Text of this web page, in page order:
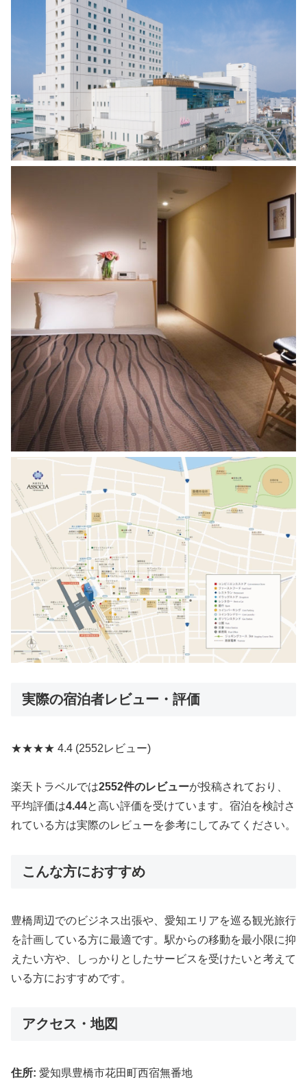
実際の宿泊者レビュー・評価
★★★★ 4.4 (2552レビュー)
楽天トラベルでは2552件のレビューが投稿されており、
平均評価は4.44と高い評価を受けています。宿泊を検討さ
れている方は実際のレビューを参考にしてみてください。
こんな方におすすめ
豊橋周辺でのビジネス出張や、愛知エリアを巡る観光旅行
を計画している方に最適です。駅からの移動を最小限に抑
えたい方や、しっかりとしたサービスを受けたいと考えて
いる方におすすめです。
アクセス・地図
住所: 愛知県豊橋市花田町西宿無番地